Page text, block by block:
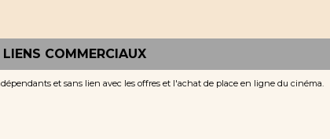
LIENS COMMERCIAUX
et sans lien avec les offres et l'achat de place en ligne du cinéma.